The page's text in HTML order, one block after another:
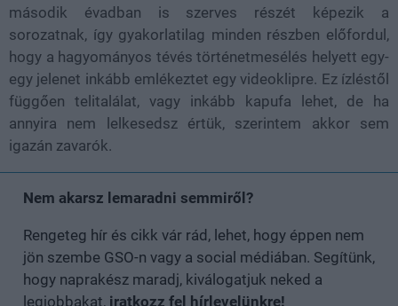
második évadban is szerves részét képezik a
sorozatnak, így gyakorlatilag minden részben előfordul,
hogy a hagyományos tévés történetmesélés helyett egy-
egy jelenet inkább emlékeztet egy videoklipre. Ez ízléstől
függően telitalálat, vagy inkább kapufa lehet, de ha
annyira nem lelkesedsz értük, szerintem akkor sem
igazán zavarók.
Nem akarsz lemaradni semmiről?
Rengeteg hír és cikk vár rád, lehet, hogy éppen nem
jön szembe GSO-n vagy a social médiában. Segítünk,
hogy naprakész maradj, kiválogatjuk neked a
legjobbakat, iratkozz fel hírlevelünkre!